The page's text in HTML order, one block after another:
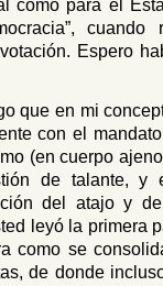
como para el
cuando
Espero
que en mi
con el
(en cuerpo
de talante, y
del atajo y
leyó la primera
como se
de donde